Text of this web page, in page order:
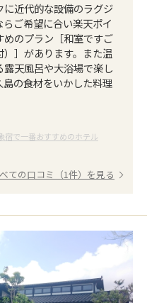
近代的な設備のラグジ
ご希望に合い楽天ポイ
のプラン［和室ですご
］があります。また温
天風呂や大浴場で楽し
の食材をいかした料理
宿で一番おすすめのホテル
ての口コミ（1件）を見る